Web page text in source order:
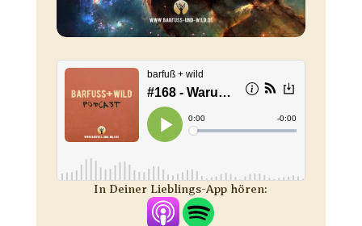
In Deiner Lieblings-App hören: